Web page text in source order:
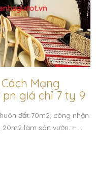
Mạng
pn giá chỉ 7 ty 9
đất 70m2, công nhận
20m2 làm sân vườn. + …